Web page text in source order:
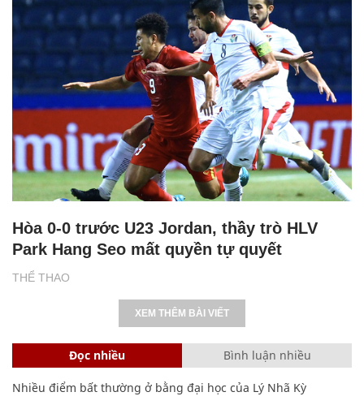
THỂ THAO
Hòa 0-0 trước U23 Jordan, thầy trò HLV
Park Hang Seo mất quyền tự quyết
XEM THÊM BÀI VIẾT
Đọc nhiều Bình luận nhiều
Nhiều điểm bất thường ở bằng đại học của Lý Nhã Kỳ